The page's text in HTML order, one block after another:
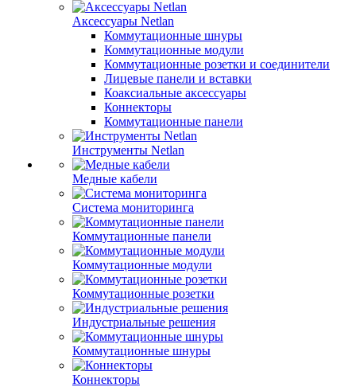
Аксессуары Netlan
Коммутационные шнуры
Коммутационные модули
Коммутационные розетки и соединители
Лицевые панели и вставки
Коаксиальные аксессуары
Коннекторы
Коммутационные панели
Инструменты Netlan
Медные кабели
Система мониторинга
Коммутационные панели
Коммутационные модули
Коммутационные розетки
Индустриальные решения
Коммутационные шнуры
Коннекторы